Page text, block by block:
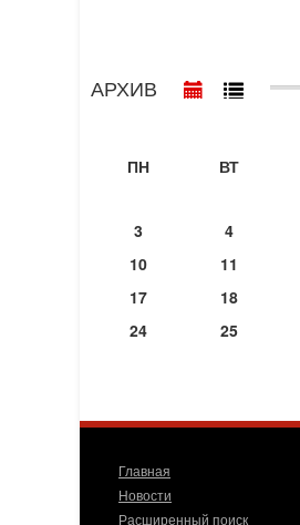
АРХИВ
ПН
ВТ
3
4
10
11
17
18
24
25
Главная
Новости
Расширенный поиск